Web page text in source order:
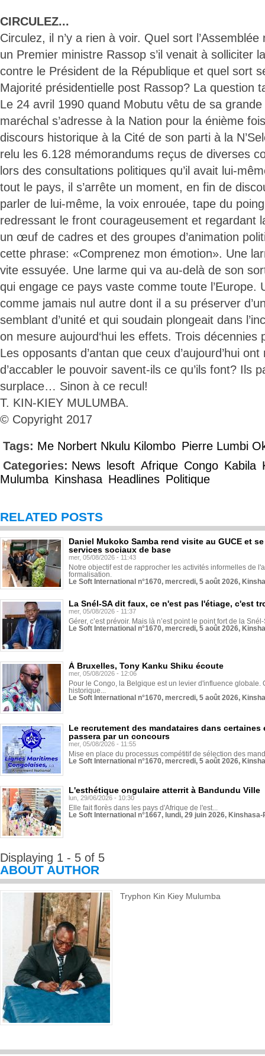
CIRCULEZ...
Circulez, il n’y a rien à voir. Quel sort
un Premier ministre Rassop s’il venait à solliciter
contre le Président de la République et quel sort
Majorité présidentielle post Rassop? La question
Le 24 avril 1990 quand Mobutu vêtu de sa
maréchal s’adresse à la Nation pour la énième
discours historique à la Cité de son parti à la
relu les 6.128 mémorandums reçus de diverses
lors des consultations politiques qu’il avait lui-
tout le pays, il s’arrête un moment, en fin de
parler de lui-même, la voix enrouée, tape du
redressant le front courageusement et regardant
un œuf de cadres et des groupes d’animation
cette phrase: «Comprenez mon émotion». Une
vite essuyée. Une larme qui va au-delà de son
qui engage ce pays vaste comme toute l’Europe.
comme jamais nul autre dont il a su préserver
semblant d’unité et qui soudain plongeait dans
on mesure aujourd‘hui les effets. Trois décennies
Les opposants d’antan que ceux d’aujourd’hui
d’accabler le pouvoir savent-ils ce qu’ils font? Ils
surplace… Sinon à ce recul!
T. KIN-KIEY MULUMBA.
© Copyright 2017
Tags: Me Norbert Nkulu Kilombo Pierre Lumbi
Categories: News lesoft Afrique Congo Kabila
Mulumba Kinshasa Headlines Politique
RELATED POSTS
Daniel Mukoko Samba rend visite au GUCE et
services sociaux de base
mer, 05/08/2026 - 11:43
Notre objectif est de rapprocher les activités informelles de
formalisation.
Le Soft International n°1670, mercredi, 5 août 2026,
La Snél-SA dit faux, ce n'est pas l'étiage, c'est
mer, 05/08/2026 - 11:37
Gérer, c’est prévoir. Mais là n’est point le point fort de la
Le Soft International n°1670, mercredi, 5 août 2026,
À Bruxelles, Tony Kanku Shiku écoute
mer, 05/08/2026 - 12:06
Pour le Congo, la Belgique est un levier d'influence globale.
historique...
Le Soft International n°1670, mercredi, 5 août 2026,
Le recrutement des mandataires dans
passera par un concours
mer, 05/08/2026 - 11:55
Mise en place du processus compétitif de sélection des
Le Soft International n°1670, mercredi, 5 août 2026,
L'esthétique ongulaire atterrit à Bandundu Ville
lun, 29/06/2026 - 10:30
Elle fait florès dans les pays d'Afrique de l'est...
Le Soft International n°1667, lundi, 29 juin 2026,
Displaying 1 - 5 of 5
ABOUT AUTHOR
Tryphon Kin Kiey Mulumba